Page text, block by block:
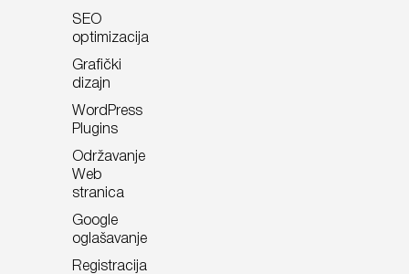
Website screenshot –
poput pikselizovanih ili slika niske rezolucije i rudimentarne
animacije. Sve začinite odgovarajućom šemom boja i
hromiranim, metalik ili holografskim efektima.
Kreativne mogućnosti sa Figma
alatom
Kada govorimo o najnovijim trendovima u web dizajnu, ne
SEO
optimizacija
Grafički
dizajn
WordPress
Plugins
Održavanje
Web
stranica
Google
oglašavanje
Registracija